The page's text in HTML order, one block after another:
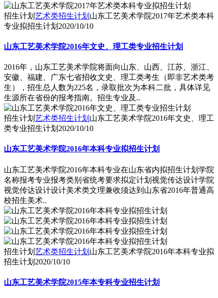
招生计划 艺术类招生计划 山东工艺美术学院2017年艺术类本科
专业拟招生计划 2020/10/10
山东工艺美术学院2016年文史、理工类专业招生计划
2016年，山东工艺美术学院将面向山东、山西、江苏、浙江、
安徽、福建、广东七省招收文史、理工类考生（即非艺术类考
生），招生总人数为225名，录取批次为本科二批，具体详见
生源所在省份的报考指南。招生专业及..
招生计划 艺术类招生计划 山东工艺美术学院2016年文史、理工
类专业招生计划 2020/10/10
山东工艺美术学院2016年本科专业拟招生计划
山东工艺美术学院2016年本科专业在山东省内拟招生计划学院
名称报考专业报考类别省统考要求拟定计划视觉传达设计学院
视觉传达设计设计美术类文理兼收须达到山东省2016年普通高
校招生美术..
招生计划 艺术类招生计划 山东工艺美术学院2016年本科专业拟
招生计划 2020/10/10
山东工艺美术学院2015年本专科专业招生计划